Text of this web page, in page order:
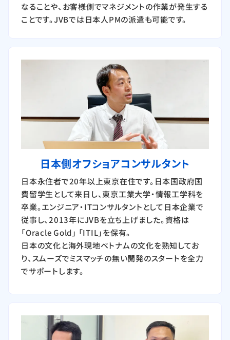
なることや、お客様側でマネジメントの作業が発生する
ことです。JVBでは日本人PMの派遣も可能です。
日本側オフショアコンサルタント
日本永住者で20年以上東京在住です。日本国政府国
費留学生として来日し、東京工業大学・情報工学科を
卒業。エンジニア・ITコンサルタントとして日本企業で
従事し、2013年にJVBを立ち上げました。資格は
「Oracle Gold」 「ITIL」を保有。
日本の文化と海外現地ベトナムの文化を熟知してお
り、スムーズでミスマッチの無い開発のスタートを全力
でサポートします。